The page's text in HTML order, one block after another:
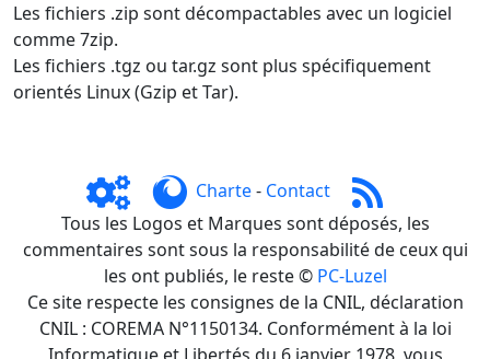
Les fichiers .zip sont décompactables avec un logiciel
comme 7zip.
Les fichiers .tgz ou tar.gz sont plus spécifiquement
orientés Linux (Gzip et Tar).
Charte- Contact
Tous les Logos et Marques sont déposés, les
commentaires sont sous la responsabilité de ceux qui
les ont publiés, le reste © PC-Luzel
Ce site respecte les consignes de la CNIL, déclaration
CNIL : COREMA N°1150134. Conformément à la loi